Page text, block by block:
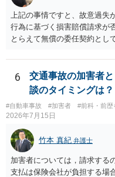
上記の事情ですと、故意過
行為に基づく損害賠償請求が
とらえて無償の委任契約とし
償請求も成立しない可能性が
定される可能性が高いです。
6
交通事故の加害者
談のタイミングは？
#自動車事故 #加害者 #前科・前歴
2026年7月15日
竹本 真紀 弁護士
加害者については，請求する
支払は保険会社が負担する場